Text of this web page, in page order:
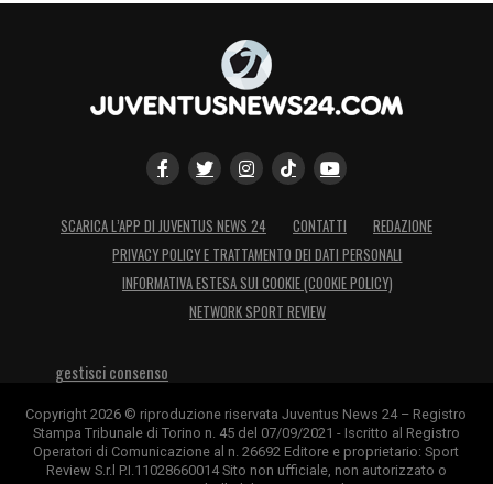
dal basso, gli ungheresi hanno superato
tante volte un pressing bianconero davvero
Lo stesso gol degli ungheresi è stato
De Ligt ha perso il duello aereo, Danilo e
Sandro sono stati piuttosto scialbi contro le
SCARICA L’APP DI JUVENTUS NEWS 24 CONTATTI
REDAZIONE
PRIVACY POLICY E TRATTAMENTO DEI DATI PERSONALI
INFORMATIVA ESTESA SUI COOKIE (COOKIE POLICY)
NETWORK SPORT REVIEW
gestisci consenso
Copyright 2026 © riproduzione riservata Juventus News 24 – Registro
Stampa Tribunale di Torino n. 45 del 07/09/2021 - Iscritto al Registro
Operatori di Comunicazione al n. 26692 Editore e proprietario: Sport
Review S.r.l P.I.11028660014 Sito non ufficiale, non autorizzato o